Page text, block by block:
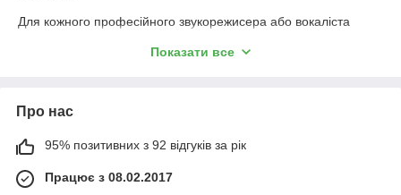
Для кожного професійного звукорежисера або вокаліста
дбайливого поводження. Щоб запобігти механічним
спорядження. Чохли / кейси для мікрофонів — це гарантія
безпеки вашого обладнання, будь то дорогий студійний
конденсаторний мікрофон або надійна динамічна модель
для живих виступів.
У нашому каталозі представлені м'які сумки для
Показати все
Про нас
95% позитивних з 92 відгуків за рік
Працює з 08.02.2017